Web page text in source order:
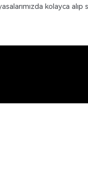
kolayca alıp